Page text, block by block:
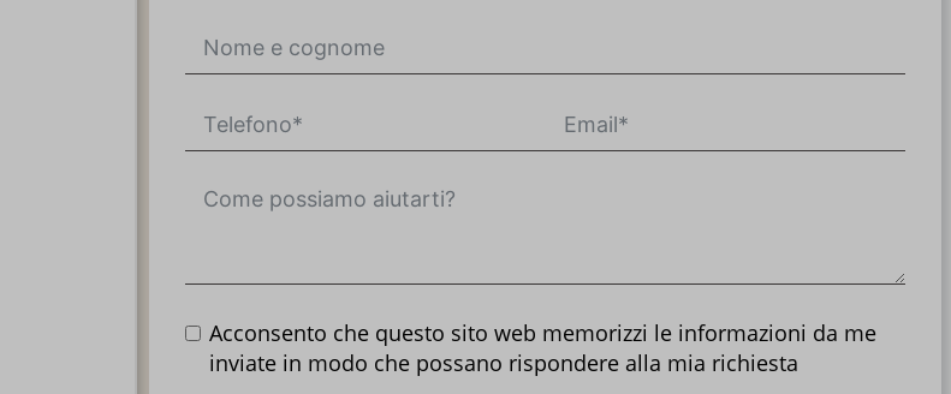
Acconsento che questo sito web memorizzi le informazioni da me
inviate in modo che possano rispondere alla mia richiesta